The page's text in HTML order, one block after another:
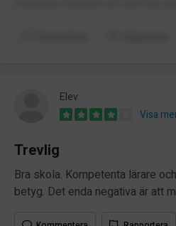
Elev
Visa
Trevlig
Bra skola. Kompetenta lärare
betyg. Det enda negativa är att